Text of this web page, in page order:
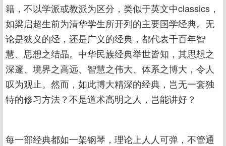
籍，不以学派或教派为区分，类似于英文中classics，
如梁启超生前为清华学生所开列的主要国学经典。无
论是狭义的经，还是广义的经典，都代表千百年智
慧、思想之结晶。中华民族经典举世皆知，其思想之
深邃、境界之高远、智慧之伟大、体系之博大，令人
叹为观止。然而，如此博大精深的经典，岂无一套独
特的修习方法？不是道术高明之人，岂能讲好？
每一部经典都如一架钢琴，理论上人人可弹，不管通